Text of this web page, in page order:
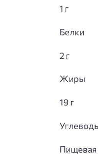
1 г
Белки
2 г
Жиры
19 г
Пищевая